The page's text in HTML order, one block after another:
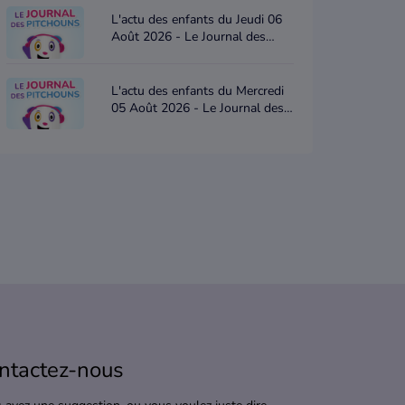
L'actu des enfants du Jeudi 06
Août 2026 - Le Journal des
L'actu des enfants du Mercredi
05 Août 2026 - Le Journal des
nous